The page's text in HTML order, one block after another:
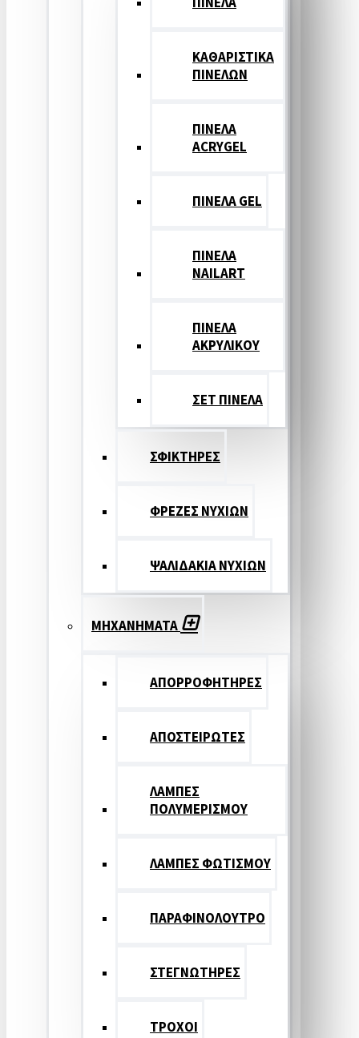
ΚΑΘΑΡΙΣΤΙΚΑ
ΠΙΝΕΛΩΝ
ΠΙΝΕΛΑ
ACRYGEL
ΠΙΝΕΛΑ GEL
ΠΙΝΕΛΑ
NAILART
ΠΙΝΕΛΑ
ΑΚΡΥΛΙΚΟΥ
ΣΕΤ ΠΙΝΕΛA
ΣΦΙΚΤΗΡΕΣ
ΦΡΕΖΕΣ ΝΥΧΙΩΝ
ΨΑΛΙΔΑΚΙΑ ΝΥΧΙΩΝ
ΜΗΧΑΝΗΜΑΤΑ
ΑΠΟΡΡΟΦΗΤΗΡΕΣ
ΑΠΟΣΤΕΙΡΩΤΕΣ
ΛΑΜΠΕΣ
ΠΟΛΥΜΕΡΙΣΜΟΥ
ΛΑΜΠΕΣ ΦΩΤΙΣΜΟΥ
ΠΑΡΑΦΙΝΟΛΟΥΤΡΟ
ΣΤΕΓΝΩΤΗΡΕΣ
ΤΡΟΧΟΙ